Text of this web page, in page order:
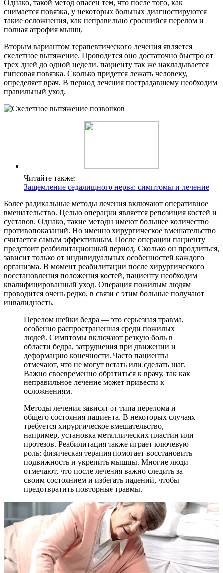
Однако, такой метод опасен тем, что после того, как
снимается повязка, у некоторых больных диагностируются
такие осложнения, как неправильно сросшийся перелом и
полная атрофия мышц.
Вторым вариантом терапевтического лечения является
скелетное вытяжение. Проводится оно достаточно быстро от
трех дней до одной недели. пациенту так же накладывается
гипсовая повязка. Сколько придется лежать человеку,
определяет врач. В период лечения пострадавшему необходим
правильный уход.
Читайте также:
Защемление седалищного нерва: симптомы и лечение
Более радикальные методы лечения включают оперативное
вмешательство. Целью операции является репозиция костей и
суставов. Однако, такие методы имеют большее количество
противопоказаний. Но именно хирургическое вмешательство
считается самым эффективным. После операции пациенту
предстоит реабилитационный период. Сколько он продлиться,
зависит только от индивидуальных особенностей каждого
организма. В момент реабилитации после хирургического
восстановления положения костей, пациенту необходим
квалифицированный уход. Операция пожилым людям
проводится очень редко, в связи с этим больные получают
инвалидность.
Перелом шейки бедра — это серьезная травма,
особенно распространенная среди пожилых
людей. Симптомы включают резкую боль в
области бедра, затруднения при движении и
деформацию конечности. Часто пациенты
отмечают, что не могут встать или сделать шаг.
Важно своевременно обратиться к врачу, так как
неправильное лечение может привести к
осложнениям.
Методы лечения зависят от типа перелома и
общего состояния пациента. В некоторых случаях
требуется хирургическое вмешательство,
например, установка металлических пластин или
протезов. Реабилитация также играет ключевую
роль: физическая терапия помогает восстановить
подвижность и укрепить мышцы. Многие люди
отмечают, что после лечения важно следить за
своим состоянием и избегать падений, чтобы
предотвратить повторные травмы.